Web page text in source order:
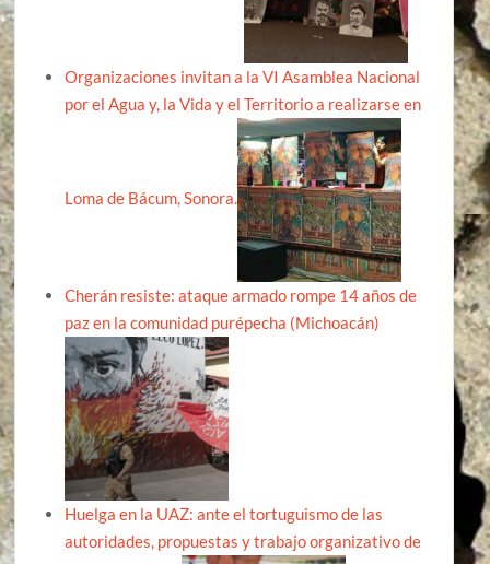
Organizaciones invitan a la VI Asamblea Nacional
por el Agua y, la Vida y el Territorio a realizarse en
Loma de Bácum, Sonora.
Cherán resiste: ataque armado rompe 14 años de
paz en la comunidad purépecha (Michoacán)
Huelga en la UAZ: ante el tortuguismo de las
autoridades, propuestas y trabajo organizativo de